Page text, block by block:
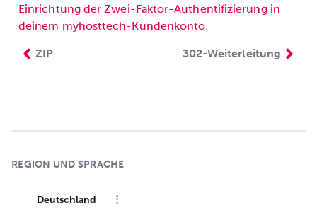
Einrichtung der Zwei-Faktor-Authentifizierung in
deinem myhosttech-Kundenkonto.
ZIP 302-Weiterleitung
REGION UND SPRACHE
Deutschland